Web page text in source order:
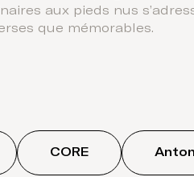
aux pieds nus
que mémorables.
CORE